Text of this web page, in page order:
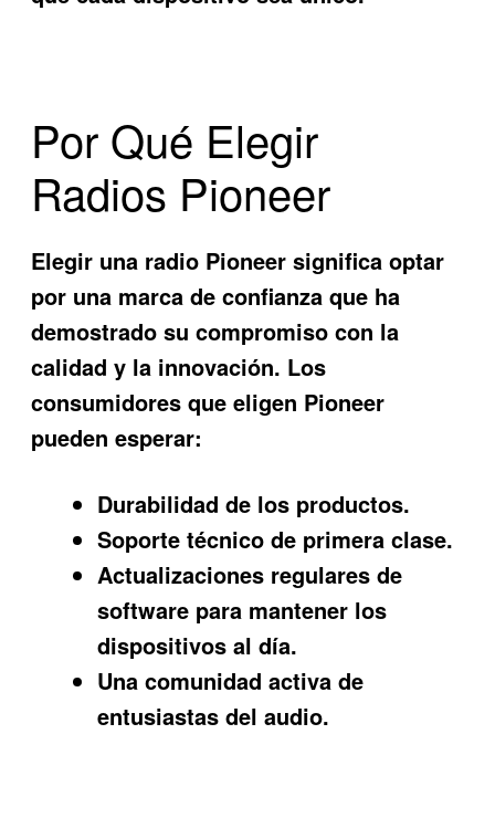
Por Qué Elegir
Radios Pioneer
Elegir una radio Pioneer significa optar
por una marca de confianza que ha
demostrado su compromiso con la
calidad y la innovación. Los
consumidores que eligen Pioneer
pueden esperar:
Durabilidad de los productos.
Soporte técnico de primera clase.
Actualizaciones regulares de
software para mantener los
dispositivos al día.
Una comunidad activa de
entusiastas del audio.